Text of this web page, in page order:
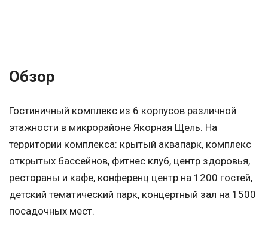
Обзор
Гостиничный комплекс из 6 корпусов различной
этажности в микрорайоне Якорная Щель. На
территории комплекса: крытый аквапарк, комплекс
открытых бассейнов, фитнес клуб, центр здоровья,
рестораны и кафе, конференц центр на 1200 гостей,
детский тематический парк, концертный зал на 1500
посадочных мест.